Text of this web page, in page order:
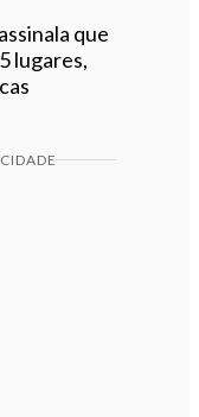
que
lugares,